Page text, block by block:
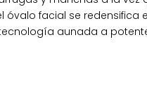
óvalo facial se
aunada a